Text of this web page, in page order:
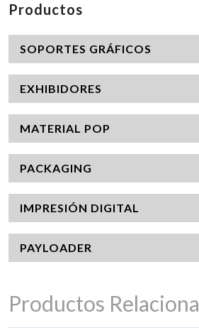
Productos
SOPORTES GRÁFICOS
EXHIBIDORES
MATERIAL POP
PACKAGING
IMPRESIÓN DIGITAL
PAYLOADER
Productos